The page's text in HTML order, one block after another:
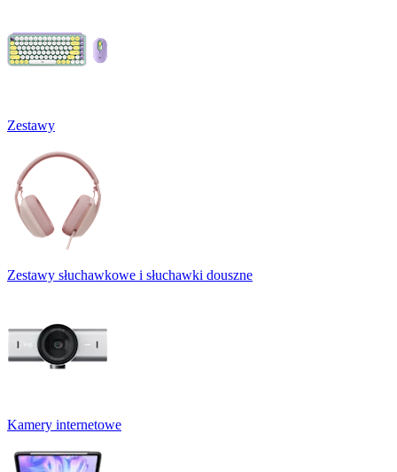
Zestawy
Zestawy słuchawkowe i słuchawki douszne
Kamery internetowe